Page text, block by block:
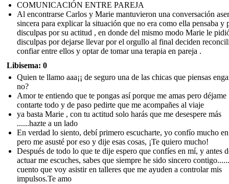
COMUNICACIÓN ENTRE PAREJA
Al encontrarse Carlos y Marie mantuvieron una conversación
sincera para explicar la situación que no era como ella pensaba y
disculpas por su actitud , en donde del mismo modo Marie le
disculpas por dejarse llevar por el orgullo al final deciden
confiar entre ellos y optar de tomar una terapia en pareja .
Libisema: 0
Quien te llamo aaa¡¡ de seguro una de las chicas que piensas
no?
Amor te entiendo que te pongas así porque me amas pero déjame
contarte todo y de paso pedirte que me acompañes al viaje
ya basta Marie , con tu actitud solo harás que me desespere más
......hazte a un lado
En verdad lo siento, debí primero escucharte, yo confío mucho
pero me asusté por eso y dije esas cosas, ¡Te quiero mucho!
Después de todo lo que te dije espero que confíes en mí, y antes
actuar me escuches, sabes que siempre he sido sincero
cuento que voy asistir en talleres que me ayuden a controlar mis
impulsos.Te amo